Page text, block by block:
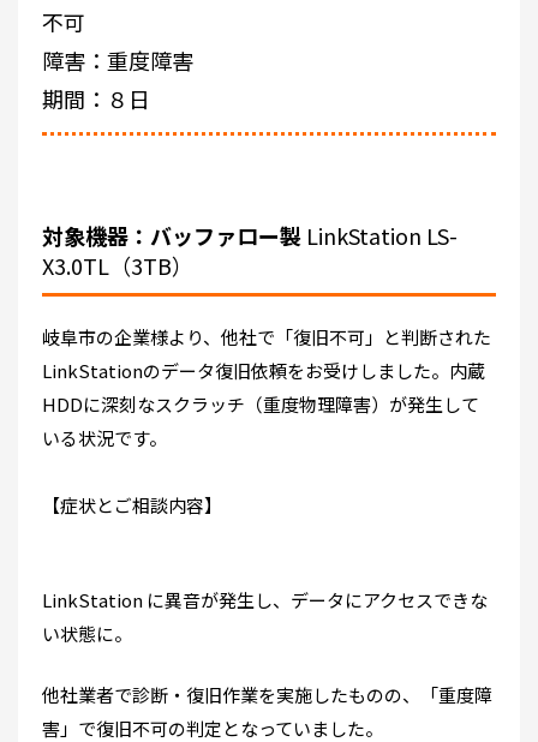
不可
障害：重度障害
期間：８日
対象機器：バッファロー製 LinkStation LS-
X3.0TL（3TB）
岐阜市の企業様より、 他社で「復旧不可」と判断された
LinkStationのデータ復旧依頼をお受けしました。内蔵
HDDに深刻なスクラッチ（重度物理障害）が発生して
いる状況です。
【症状とご相談内容】
LinkStation に異音が発生し、 データにアクセスできな
い状態に。
他社業者で診断・復旧作業を実施したものの、「重度障
害」で復旧不可の判定となっていました。